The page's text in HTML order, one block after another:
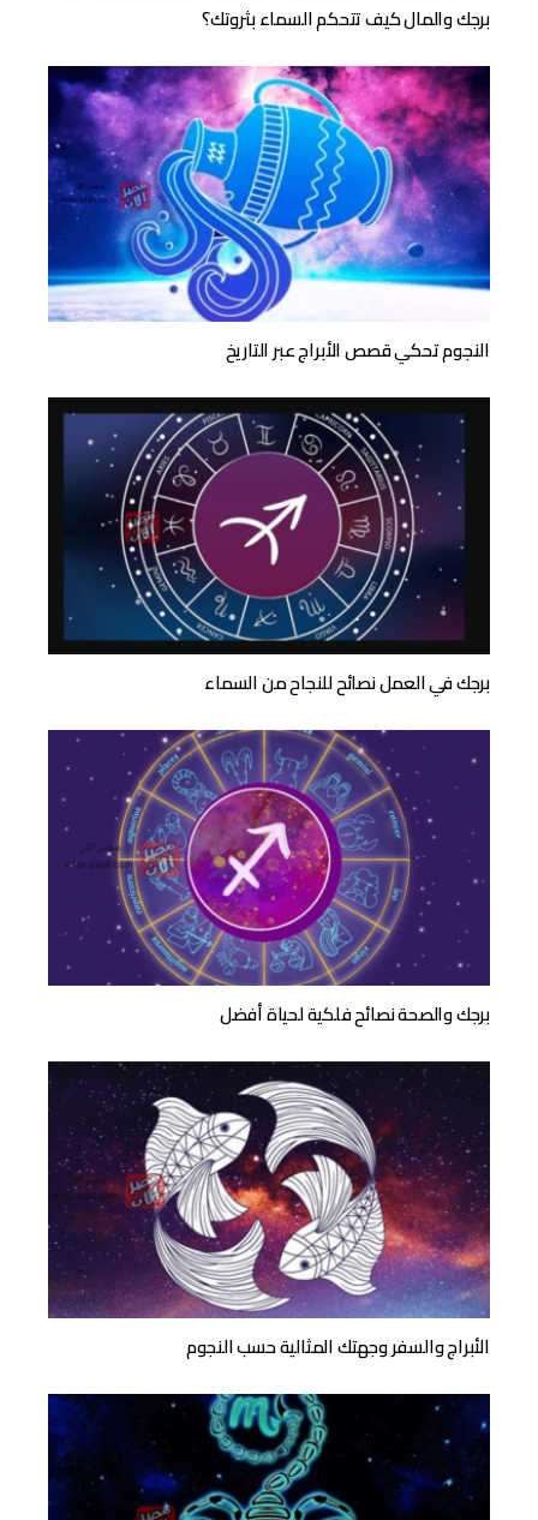
برجك والمال كيف تتحكم السماء بثروتك؟
النجوم تحكي قصص الأبراج عبر التاريخ
برجك في العمل نصائح للنجاح من السماء
برجك والصحة نصائح فلكية لحياة أفضل
الأبراج والسفر وجهتك المثالية حسب النجوم